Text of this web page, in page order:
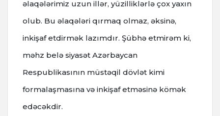
əlaqələrimiz uzun illər, yüzilliklərlə çox yaxın
olub. Bu əlaqələri qırmaq olmaz, əksinə,
inkişaf etdirmək lazımdır. Şübhə etmirəm ki,
məhz belə siyasət Azərbaycan
Respublikasının müstəqil dövlət kimi
formalaşmasına və inkişaf etməsinə kömək
edəcəkdir.